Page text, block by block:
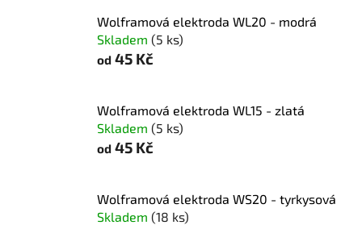
Wolframová elektroda WL20 - modrá
Skladem (5 ks)
od 45 Kč
Wolframová elektroda WL15 - zlatá
Skladem (5 ks)
od 45 Kč
Wolframová elektroda WS20 - tyrkysová
Skladem (18 ks)